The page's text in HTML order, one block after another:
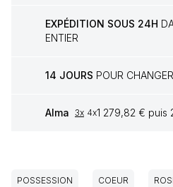
EXPÉDITION SOUS 24H
ENTIER
14 JOURS POUR
Alma 3x 4x1 279,82 € puis
POSSESSION COEUR